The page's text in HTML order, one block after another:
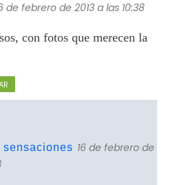
de febrero de 2013 a las 10:38
con fotos que merecen la
sensaciones 16 de febrero de